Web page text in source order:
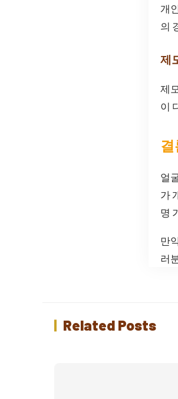
개
의
제
제
이
얼
가
명
만
러
Related Posts